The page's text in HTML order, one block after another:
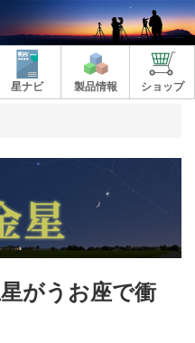
星ナビ 製品情報 ショップ
がうお座で衝